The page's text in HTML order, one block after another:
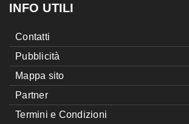
INFO UTILI
Contatti
Pubblicità
Mappa sito
Partner
Termini e Condizioni